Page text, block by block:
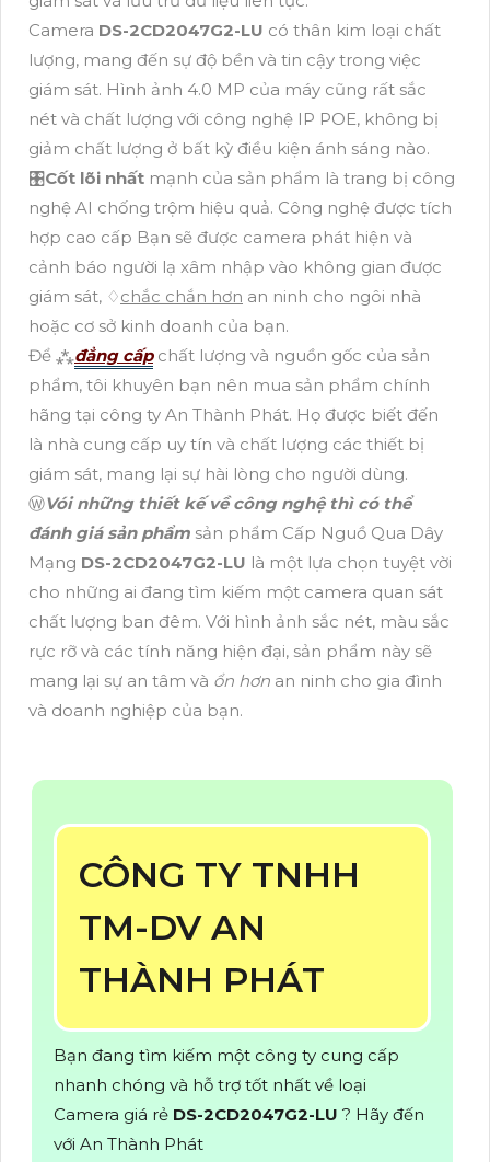
Camera DS-2CD2047G2-LU có thân kim loại chất
lượng, mang đến sự độ bền và tin cậy trong việc
giám sát. Hình ảnh 4.0 MP của máy cũng rất sắc
nét và chất lượng với công nghệ IP POE, không bị
giảm chất lượng ở bất kỳ điều kiện ánh sáng nào.
🎛Cốt lõi nhất mạnh của sản phẩm là trang bị công
nghệ AI chống trộm hiệu quả. Công nghệ được tích
hợp cao cấp Bạn sẽ được camera phát hiện và
cảnh báo người lạ xâm nhập vào không gian được
giám sát, ♢chắc chắn hơn an ninh cho ngôi nhà
hoặc cơ sở kinh doanh của bạn.
Để ⁂đẳng cấpchất lượng và nguồn gốc của sản
phẩm, tôi khuyên bạn nên mua sản phẩm chính
hãng tại công ty An Thành Phát. Họ được biết đến
là nhà cung cấp uy tín và chất lượng các thiết bị
giám sát, mang lại sự hài lòng cho người dùng.
ⓌVói những thiết kế về công nghệ thì có thể
đánh giá sản phẩm sản phẩm Cấp Nguồ Qua Dây
Mạng DS-2CD2047G2-LU là một lựa chọn tuyệt vời
cho những ai đang tìm kiếm một camera quan sát
chất lượng ban đêm. Với hình ảnh sắc nét, màu sắc
rực rỡ và các tính năng hiện đại, sản phẩm này sẽ
mang lại sự an tâm và ổn hơn an ninh cho gia đình
và doanh nghiệp của bạn.
CÔNG TY TNHH
TM-DV AN
THÀNH PHÁT
Bạn đang tìm kiếm một công ty cung cấp
nhanh chóng và hỗ trợ tốt nhất về loại
Camera giá rẻ DS-2CD2047G2-LU ? Hãy đến
với An Thành Phát